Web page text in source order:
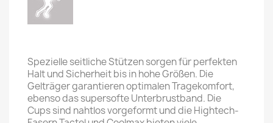
Spezielle seitliche Stützen sorgen für perfekten
Halt und Sicherheit bis in hohe Größen. Die
Gelträger garantieren optimalen Tragekomfort,
ebenso das supersofte Unterbrustband. Die
Cups sind nahtlos vorgeformt und die Hightech-